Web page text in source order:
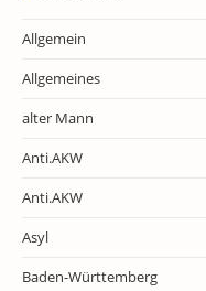
Allgemein
Allgemeines
alter Mann
Anti.AKW
Anti.AKW
Asyl
Baden-Württemberg